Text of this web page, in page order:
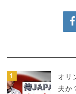
オリ
夫か